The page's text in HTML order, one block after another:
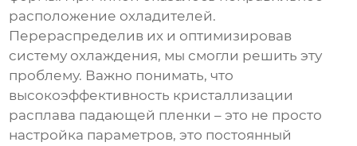
расположение охладителей.
Перераспределив их и оптимизировав
систему охлаждения, мы смогли решить эту
проблему. Важно понимать, что
высокоэффективность кристаллизации
расплава падающей пленки – это не просто
настройка параметров, это постоянный